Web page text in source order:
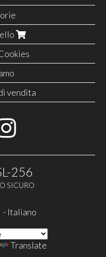
vendita
256
SICURO
- Italiano
Translate